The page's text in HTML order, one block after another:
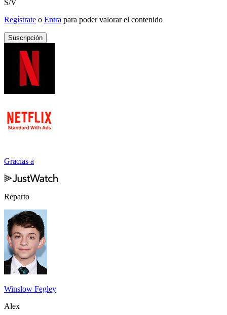
S/V
Regístrate o Entra para poder valorar el contenido
Suscripción
Gracias a
Reparto
Winslow Fegley
Alex